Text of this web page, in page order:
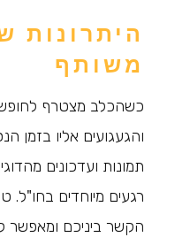
היתרונות
משותף
כשהכלב מצטרף
והגעגועים אליו בזמן
תמונות ועדכונים
רגעים מיוחדים בחו"ל.
הקשר ביניכם ומאפשר